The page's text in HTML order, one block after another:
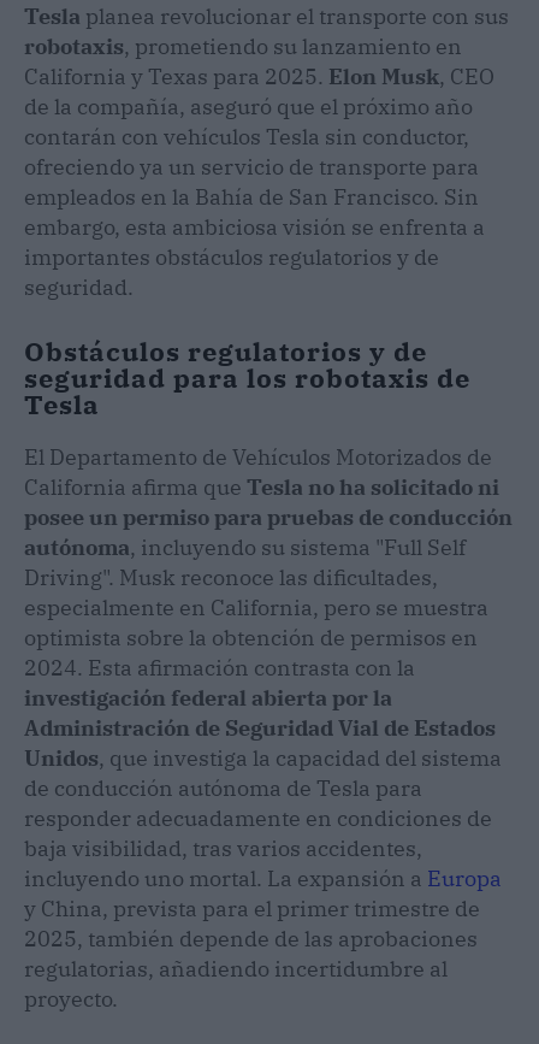
Tesla planea revolucionar el transporte con sus
robotaxis, prometiendo su lanzamiento en
California y Texas para 2025. Elon Musk, CEO
de la compañía, aseguró que el próximo año
contarán con vehículos Tesla sin conductor,
ofreciendo ya un servicio de transporte para
empleados en la Bahía de San Francisco. Sin
embargo, esta ambiciosa visión se enfrenta a
importantes obstáculos regulatorios y de
seguridad.
Obstáculos regulatorios y de
seguridad para los robotaxis de
Tesla
El Departamento de Vehículos Motorizados de
California afirma que Tesla no ha solicitado ni
posee un permiso para pruebas de conducción
autónoma, incluyendo su sistema "Full Self
Driving". Musk reconoce las dificultades,
especialmente en California, pero se muestra
optimista sobre la obtención de permisos en
2024. Esta afirmación contrasta con la
investigación federal abierta por la
Administración de Seguridad Vial de Estados
Unidos, que investiga la capacidad del sistema
de conducción autónoma de Tesla para
responder adecuadamente en condiciones de
baja visibilidad, tras varios accidentes,
incluyendo uno mortal. La expansión a Europa
y China, prevista para el primer trimestre de
2025, también depende de las aprobaciones
regulatorias, añadiendo incertidumbre al
proyecto.